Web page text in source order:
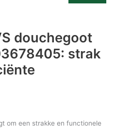
douchegoot
strak
om een strakke en functionele